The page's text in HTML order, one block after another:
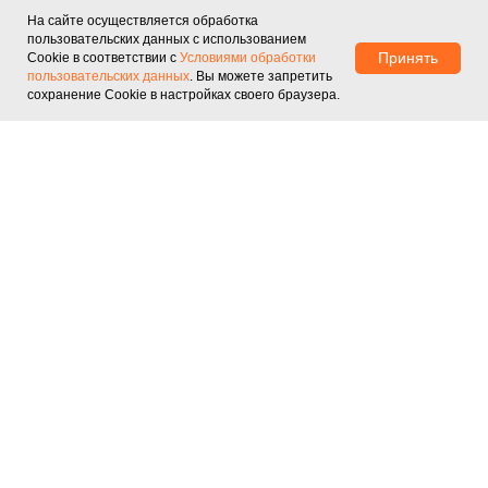
Контакты
О нас
Перейти в каталог
Договор оферты
На сайте осуществляется обработка
пользовательских данных с использованием
Cookie в соответствии с Условиями обработки
пользовательских данных. Вы можете запретить
сохранение Cookie в настройках своего браузера.
Принять